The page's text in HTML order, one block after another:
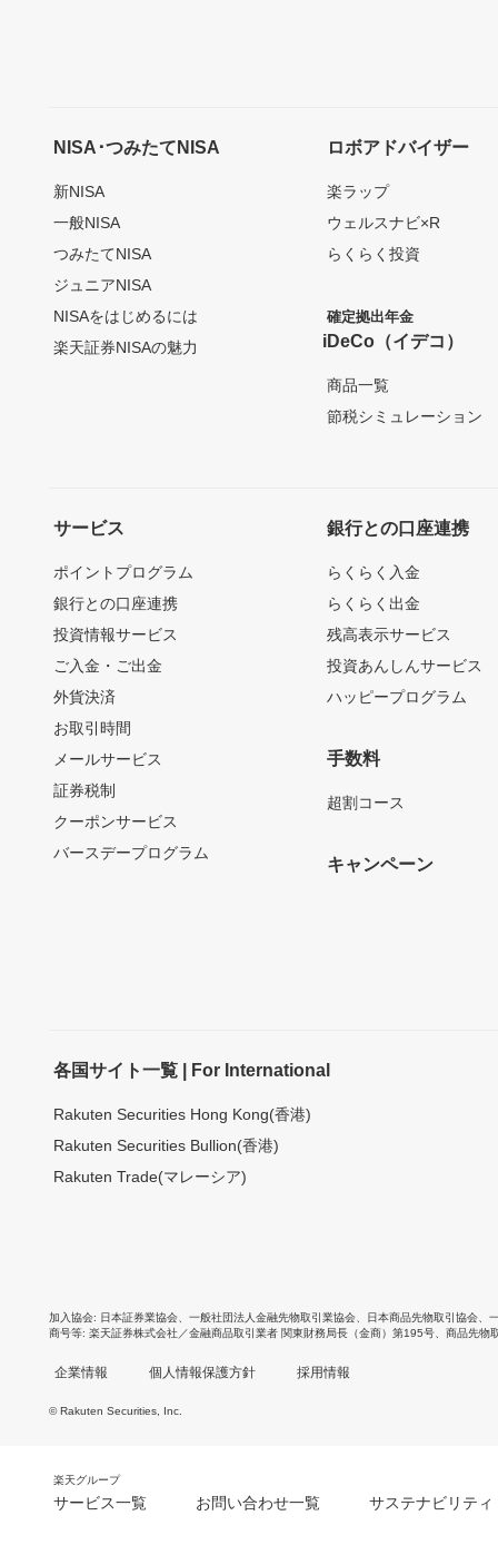
NISA･つみたてNISA
新NISA
一般NISA
つみたてNISA
ジュニアNISA
NISAをはじめるには
楽天証券NISAの魅力
ロボアドバイザー
楽ラップ
ウェルスナビ×R
らくらく投資
確定拠出年金
iDeCo（イデコ）
商品一覧
節税シミュレーション
サービス
ポイントプログラム
銀行との口座連携
投資情報サービス
ご入金・ご出金
外貨決済
お取引時間
メールサービス
証券税制
クーポンサービス
バースデープログラム
銀行との口座連携
らくらく入金
らくらく出金
残高表示サービス
投資あんしんサービス
ハッピープログラム
手数料
超割コース
キャンペーン
各国サイト一覧 | For International
Rakuten Securities Hong Kong(香港)
Rakuten Securities Bullion(香港)
Rakuten Trade(マレーシア)
加入協会 日本証券業協会 一般社団法人金融先物取引業協会 日本商品先物取引協会
商号等 楽天証券株式会社／金融商品取引業者 関東財務局長（金商）第195号、商品先物
企業情報 個人情報保護方針 採用情報
© Rakuten Securities, Inc.
楽天グループ
サービス一覧 お問い合わせ一覧 サステナビリティ